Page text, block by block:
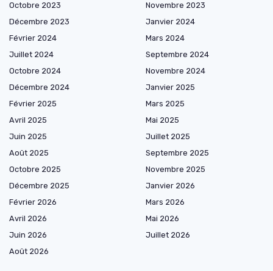
Octobre 2023
Novembre 2023
Décembre 2023
Janvier 2024
Février 2024
Mars 2024
Juillet 2024
Septembre 2024
Octobre 2024
Novembre 2024
Décembre 2024
Janvier 2025
Février 2025
Mars 2025
Avril 2025
Mai 2025
Juin 2025
Juillet 2025
Août 2025
Septembre 2025
Octobre 2025
Novembre 2025
Décembre 2025
Janvier 2026
Février 2026
Mars 2026
Avril 2026
Mai 2026
Juin 2026
Juillet 2026
Août 2026